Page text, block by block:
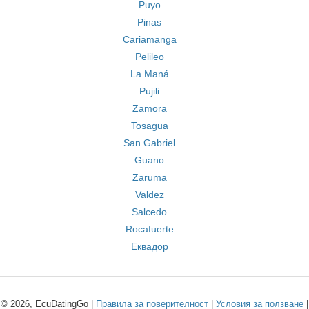
Puyo
Pinas
Cariamanga
Pelileo
La Maná
Pujili
Zamora
Tosagua
San Gabriel
Guano
Zaruma
Valdez
Salcedo
Rocafuerte
Еквадор
© 2026, EcuDatingGo | Правила за поверителност Условия за ползване